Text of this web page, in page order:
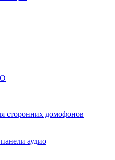
сторонних домофонов
аудио